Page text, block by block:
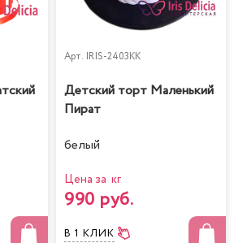
Арт. IRIS-2403KK
Детский торт Маленький
Пират
белый
Цена за кг
990 руб.
В 1 КЛИК